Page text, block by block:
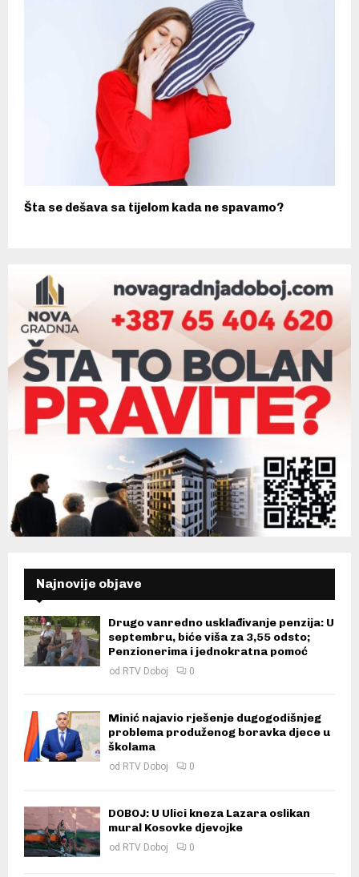
Šta se dešava sa tijelom kada ne spavamo?
Najnovije objave
Drugo vanredno usklađivanje penzija: U
septembru, biće viša za 3,55 odsto;
Penzionerima i jednokratna pomoć
od RTV Doboj 0
Minić najavio rješenje dugogodišnjeg
problema produženog boravka djece u
školama
od RTV Doboj 0
DOBOJ: U Ulici kneza Lazara oslikan
mural Kosovke djevojke
od RTV Doboj 0